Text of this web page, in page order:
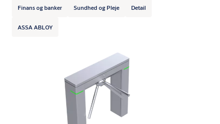
Finans og banker Sundhed og Pleje Detail
ASSA ABLOY